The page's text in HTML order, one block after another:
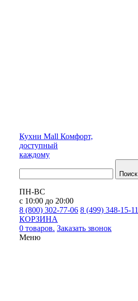
Кухни Mall Комфорт,
доступный
каждому
Поиск
ПН-ВС
с 10:00 до 20:00
8 (800) 302-77-06 8 (499) 348-15-11
КОРЗИНА
0 товаров. Заказать звонок
Меню